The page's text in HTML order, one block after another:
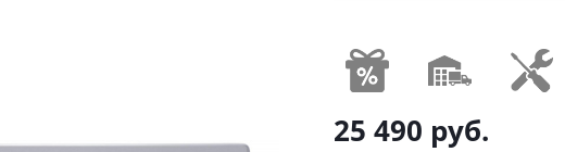
25 490 руб.